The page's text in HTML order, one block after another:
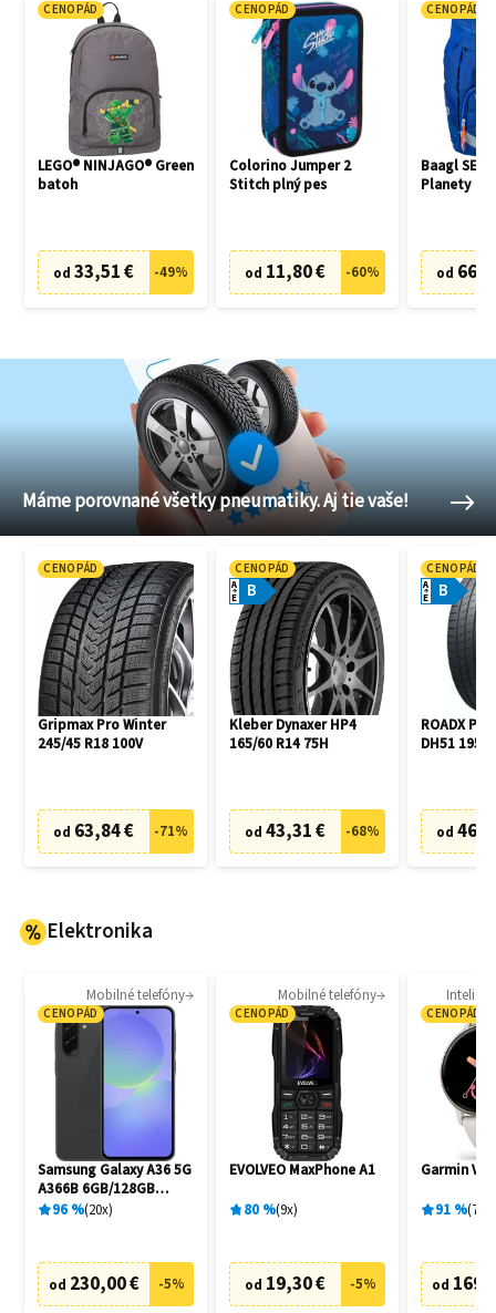
CENOPÁD
LEGO® NINJAGO® Green
batoh
od 33,51 € -49%
CENOPÁD
Colorino Jumper 2
Stitch plný pes
od 11,80 € -60%
CENOPÁD
Baagl SET
Planety
od
Máme porovnané všetky pneumatiky. Aj tie vaše!
CENOPÁD
Gripmax Pro Winter
245/45 R18 100V
od 63,84 € -71%
CENOPÁD
B
A
E
Kleber Dynaxer HP4
165/60 R14 75H
od 43,31 € -68%
CENOPÁD
B
A
E
ROADX
DH51 195/
od
Elektronika
Mobilné telefóny
CENOPÁD
Samsung Galaxy A36 5G
A366B 6GB/128GB
Awesome Black
96% 20x
od 230,00 € -5%
Mobilné telefóny
CENOPÁD
EVOLVEO MaxPhone A1
80% 9x
od 19,30 € -5%
CENOPÁD
Garmin
91% 77
od